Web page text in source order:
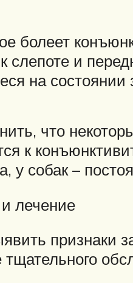
болеет
слепоте и
на состоянии
что
к
у собак –
лечение
признаки